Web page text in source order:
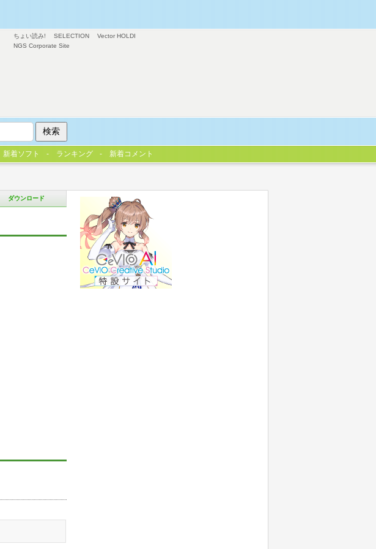
ダウンロード
ちょい読み! SELECTION
Vector HOLDI
NGS Corporate Site
新着ソフト ランキング 新着コメント